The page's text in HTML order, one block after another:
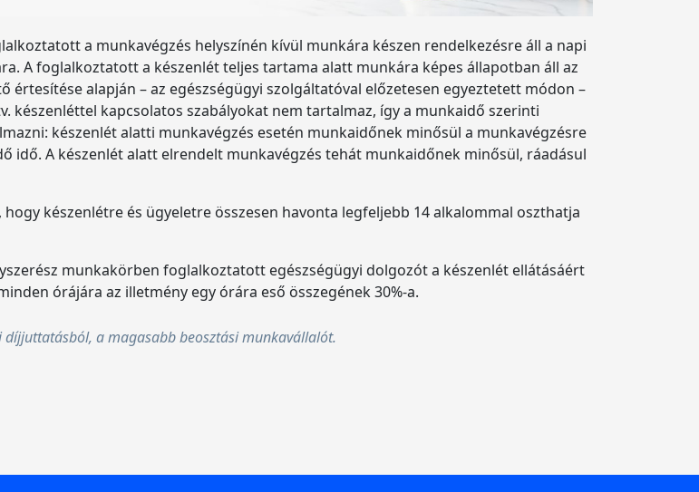
a munkavégzés helyszínén kívül munkára készen rendelkezésre áll a napi
A foglalkoztatott a készenlét teljes tartama alatt munkára képes állapotban áll az
értesítése alapján – az egészségügyi szolgáltatóval előzetesen egyeztetett módon –
készenléttel kapcsolatos szabályokat nem tartalmaz, így a munkaidő szerinti
készenlét alatti munkavégzés esetén munkaidőnek minősül a munkavégzésre
idő. A készenlét alatt elrendelt munkavégzés tehát munkaidőnek minősül, ráadásul
hogy készenlétre és ügyeletre összesen havonta legfeljebb 14 alkalommal oszthatja
munkakörben foglalkoztatott egészségügyi dolgozót a készenlét ellátásáért
órájára az illetmény egy órára eső összegének 30%-a.
a magasabb beosztási munkavállalót.